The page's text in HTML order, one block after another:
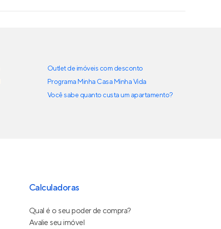
Outlet de imóveis com desconto
Programa Minha Casa Minha Vida
Você sabe quanto custa um apartamento?
Calculadoras
Qual é o seu poder de compra?
Avalie seu imóvel